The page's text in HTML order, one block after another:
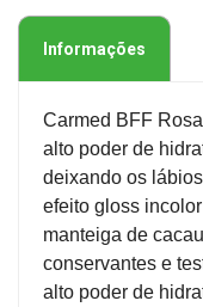
Informações
Carmed BFF
alto poder de
deixando os
efeito gloss
manteiga de
conservantes e
alto poder de